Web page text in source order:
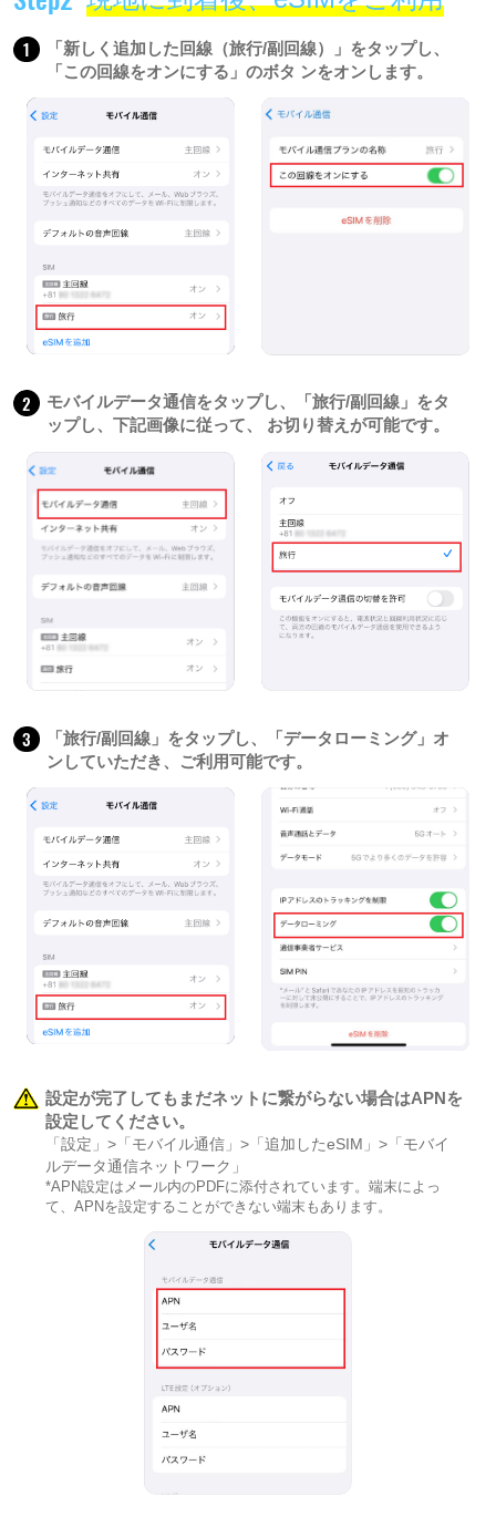
1
「新しく追加した回線（旅行/副回線）」をタップし、
「この回線をオンにする」のボタ ンをオンします。
2
モバイルデータ通信をタップし、「旅行/副回線」をタ
ップし、下記画像に従って、 お切り替えが可能です。
3
「旅行/副回線」をタップし、「データローミング」オ
ンしていただき、ご利用可能です。
設定が完了してもまだネットに繋がらない場合はAPNを
設定してください。
「設定」>「モバイル通信」>「追加したeSIM」>「モバイ
ルデータ通信ネットワーク」
*APN設定はメール内のPDFに添付されています。端末によっ
て、APNを設定することができない端末もあります。